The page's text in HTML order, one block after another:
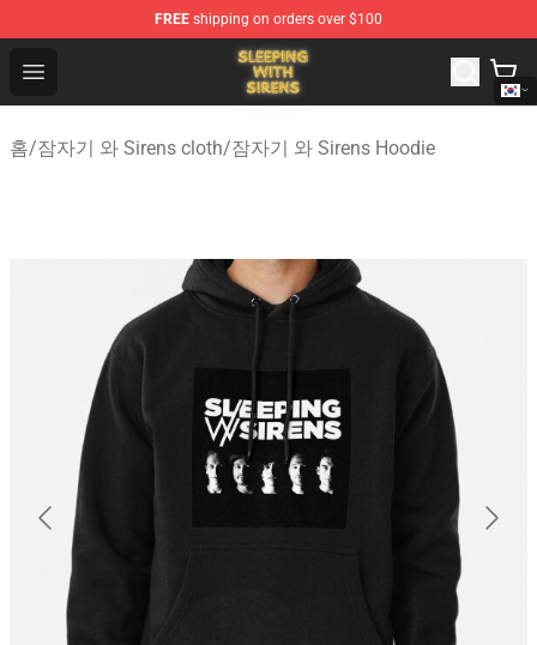
FREE shipping on orders over $100
Open menu
Sleeping With Sirens Store - Official Sleeping With
홈/잠자기 와 Sirens cloth/잠자기 와 Sirens Hoodie